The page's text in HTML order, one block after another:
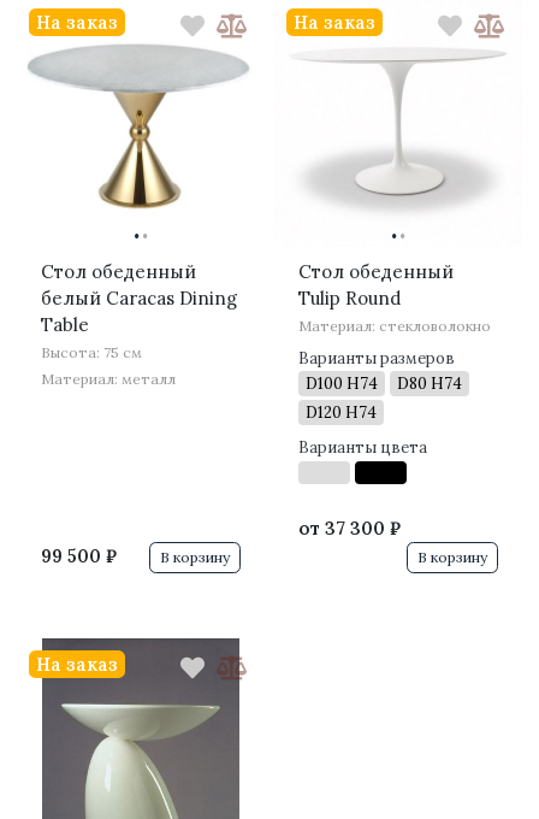
··
Стол обеденный
белый Caracas Dining
Table
Высота: 75 см
Материал: металл
99 500 ₽
На заказ
В корзину
··
Стол обеденный
Tulip Round
Материал: стекловолокно
Варианты размеров
D100 H74
D80 H74
D120 H74
Варианты цвета
от 37 300 ₽
На заказ
В корзину
На заказ